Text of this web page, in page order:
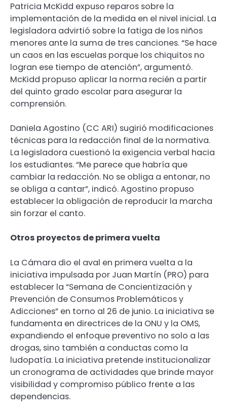
Patricia McKidd expuso reparos sobre la
implementación de la medida en el nivel inicial. La
legisladora advirtió sobre la fatiga de los niños
menores ante la suma de tres canciones. “Se hace
un caos en las escuelas porque los chiquitos no
logran ese tiempo de atención”, argumentó.
McKidd propuso aplicar la norma recién a partir
del quinto grado escolar para asegurar la
comprensión.
Daniela Agostino (CC ARI) sugirió modificaciones
técnicas para la redacción final de la normativa.
La legisladora cuestionó la exigencia verbal hacia
los estudiantes. “Me parece que habría que
cambiar la redacción. No se obliga a entonar, no
se obliga a cantar”, indicó. Agostino propuso
establecer la obligación de reproducir la marcha
sin forzar el canto.
Otros proyectos de primera vuelta
La Cámara dio el aval en primera vuelta a la
iniciativa impulsada por Juan Martín (PRO) para
establecer la “Semana de Concientización y
Prevención de Consumos Problemáticos y
Adicciones” en torno al 26 de junio. La iniciativa se
fundamenta en directrices de la ONU y la OMS,
expandiendo el enfoque preventivo no solo a las
drogas, sino también a conductas como la
ludopatía. La iniciativa pretende institucionalizar
un cronograma de actividades que brinde mayor
visibilidad y compromiso público frente a las
dependencias.